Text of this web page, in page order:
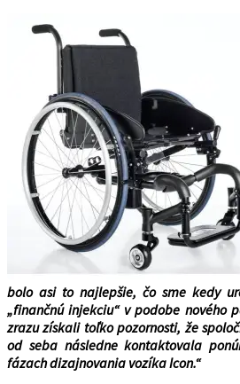
bolo asi to najlepšie, čo sme kedy
„finančnú injekciu“ v podobe nového
zrazu získali toľko pozornosti, že
od seba následne kontaktovala
fázach dizajnovania vozíka Icon.“